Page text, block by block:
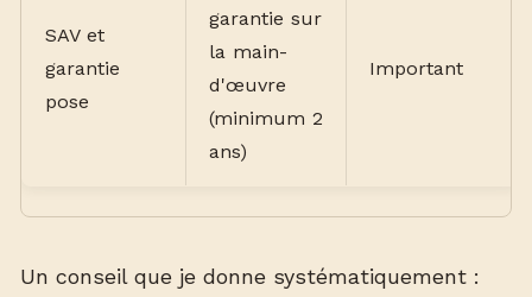
SAV et
garantie
pose
garantie sur
la main-
d'œuvre
(minimum 2
ans)
Important
Un conseil que je donne systématiquement :